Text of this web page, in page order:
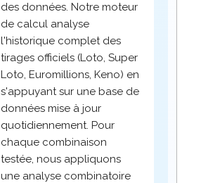
des données. Notre moteur
de calcul analyse
l'historique complet des
tirages officiels (Loto, Super
Loto, Euromillions, Keno) en
s'appuyant sur une base de
données mise à jour
quotidiennement. Pour
chaque combinaison
testée, nous appliquons
une analyse combinatoire